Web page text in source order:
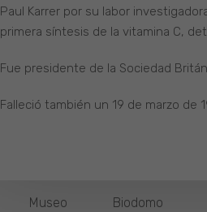
Paul Karrer por su labor
primera síntesis de la vitamina C,
Fue presidente de la Sociedad
Falleció también un 19 de marzo de
Museo Biodomo